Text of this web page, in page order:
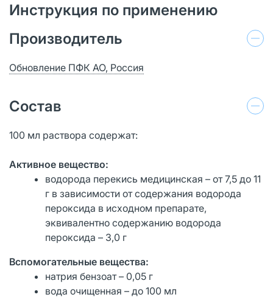
Инструкция по применению
Производитель
Обновление ПФК АО, Россия
Состав
100 мл раствора содержат:
Активное вещество:
водорода перекись медицинская – от 7,5 до 11
г в зависимости от содержания водорода
пероксида в исходном препарате,
эквивалентно содержанию водорода
пероксида – 3,0 г
Вспомогательные вещества:
натрия бензоат – 0,05 г
вода очищенная – до 100 мл